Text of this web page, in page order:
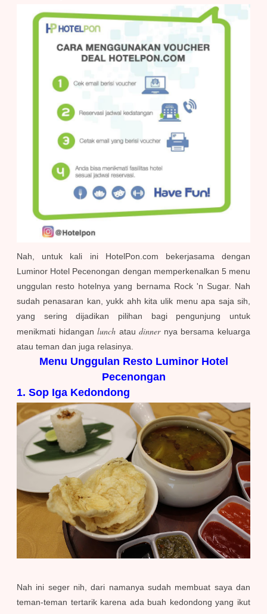
Nah, untuk kali ini HotelPon.com bekerjasama dengan
Luminor Hotel Pecenongan dengan memperkenalkan 5 menu
unggulan resto hotelnya yang bernama Rock 'n Sugar. Nah
sudah penasaran kan, yukk ahh kita ulik menu apa saja sih,
yang sering dijadikan pilihan bagi pengunjung untuk
menikmati hidanganlunch ataudinnernya bersama keluarga
atau teman dan juga relasinya.
Menu Unggulan Resto Luminor Hotel
Pecenongan
1. Sop Iga Kedondong
Nah ini seger nih, dari namanya sudah membuat saya dan
teman-teman tertarik karena ada buah kedondong yang ikut